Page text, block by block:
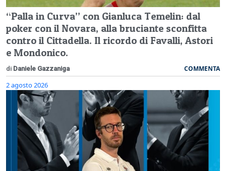
“Palla in Curva” con Gianluca Temelin: dal
poker con il Novara, alla bruciante sconfitta
contro il Cittadella. Il ricordo di Favalli, Astori
e Mondonico.
di Daniele Gazzaniga COMMENTA
2 agosto 2026